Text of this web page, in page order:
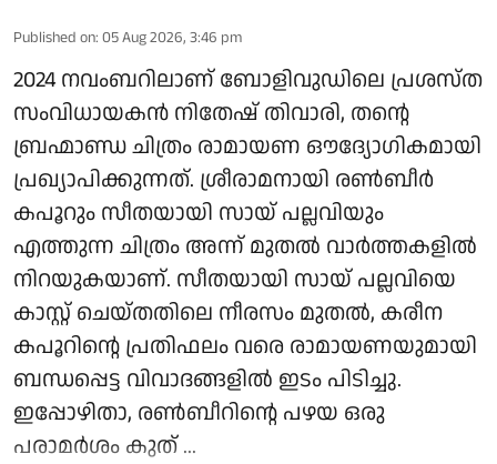
Published on: 05 Aug 2026, 3:46 pm
2024 നവംബറിലാണ് ബോളിവുഡിലെ പ്രശസ്ത
സംവിധായകൻ നിതേഷ് തിവാരി, തന്റെ
ബ്രഹ്മാണ്ഡ ചിത്രം രാമായണ ഔദ്യോഗികമായി
പ്രഖ്യാപിക്കുന്നത്. ശ്രീരാമനായി രൺബീർ
കപൂറും സീതയായി സായ് പല്ലവിയും
എത്തുന്ന ചിത്രം അന്ന് മുതൽ വാർത്തകളിൽ
നിറയുകയാണ്. സീതയായി സായ് പല്ലവിയെ
കാസ്റ്റ് ചെയ്തതിലെ നീരസം മുതൽ, കരീന
കപൂറിന്റെ പ്രതിഫലം വരെ രാമായണയുമായി
ബന്ധപ്പെട്ട വിവാദങ്ങളിൽ ഇടം പിടിച്ചു.
ഇപ്പോഴിതാ, രൺബീറിന്റെ പഴയ ഒരു
പരാമർശം കുത് ...